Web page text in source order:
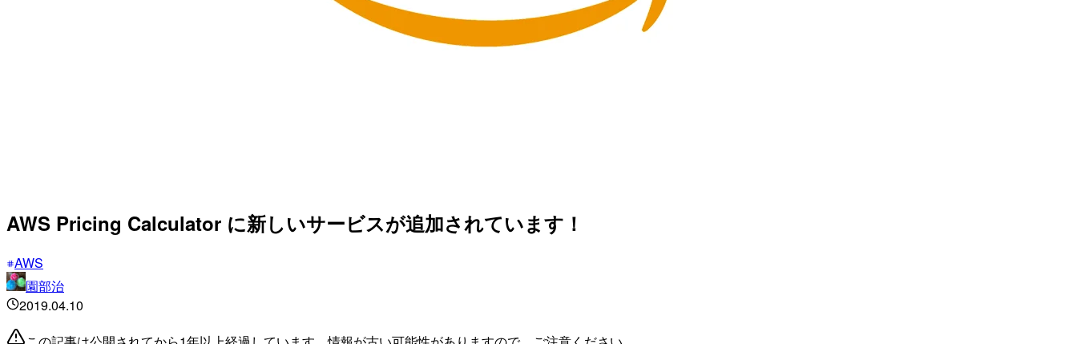
AWS Pricing Calculator に新しいサービスが追加されています！
AWS
園部治
2019.04.10